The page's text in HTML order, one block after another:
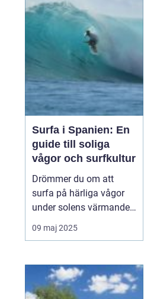
miljö där både kropp och
huvud får chans att
varva ner. Här möter
traditionella ...
Surfa i Spanien: En
guide till soliga
vågor och surfkultur
Drömmer du om att
surfa på härliga vågor
under solens värmande
strålar? Spanien är ett
land känt för sin
fantastiska surfvågor.
Från Atlanten till
Medelhavet erbjuder...
09 maj 2025